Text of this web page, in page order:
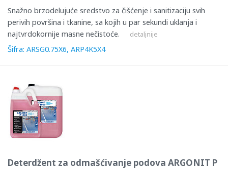
Snažno brzodelujuće sredstvo za čišćenje i sanitizaciju svih
perivih površina i tkanine, sa kojih u par sekundi uklanja i
najtvrdokornije masne nečistoće.
detaljnije
Šifra: ARSG0.75X6, ARP4K5X4
Deterdžent za odmašćivanje podova ARGONIT P